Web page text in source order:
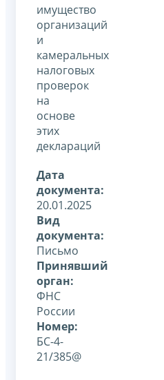
имущество
организаций
и
камеральных
налоговых
проверок
на
основе
этих
деклараций
Дата
документа:
20.01.2025
Вид
документа:
Письмо
Принявший
орган:
ФНС
России
Номер:
БС-4-
21/385@